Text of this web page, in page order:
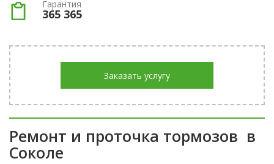
Гарантия
365 365
Заказать услугу
Ремонт и проточка тормозов в
Соколе